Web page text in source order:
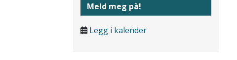
Meld meg på!
Legg i kalender